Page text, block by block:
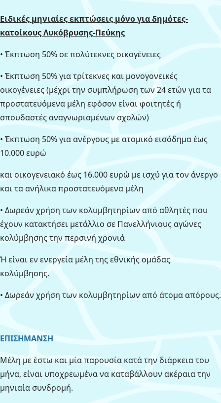
Ειδικές μηνιαίες εκπτώσεις μόνο για δημότες-
κατοίκους Λυκόβρυσης-Πεύκης
• Έκπτωση 50% σε πολύτεκνες οικογένειες
• Έκπτωση 50% για τρίτεκνες και μονογονεικές
οικογένειες (μέχρι την συμπλήρωση των 24 ετών για τα
προστατευόμενα μέλη εφόσον είναι φοιτητές ή
σπουδαστές αναγνωρισμένων σχολών)
• Έκπτωση 50% για ανέργους με ατομικό εισόδημα έως
10.000 ευρώ
και οικογενειακό έως 16.000 ευρώ με ισχύ για τον άνεργο
και τα ανήλικα προστατευόμενα μέλη
• Δωρεάν χρήση των κολυμβητηρίων από αθλητές που
έχουν κατακτήσει μετάλλιο σε Πανελλήνιους αγώνες
κολύμβησης την περσινή χρονιά
Ή είναι εν ενεργεία μέλη της εθνικής ομάδας
κολύμβησης.
• Δωρεάν χρήση των κολυμβητηρίων από άτομα απόρους.
ΕΠΙΣΗΜΑΝΣΗ
Μέλη με έστω και μία παρουσία κατά την διάρκεια του
μήνα, είναι υποχρεωμένα να καταβάλλουν ακέραια την
μηνιαία συνδρομή.